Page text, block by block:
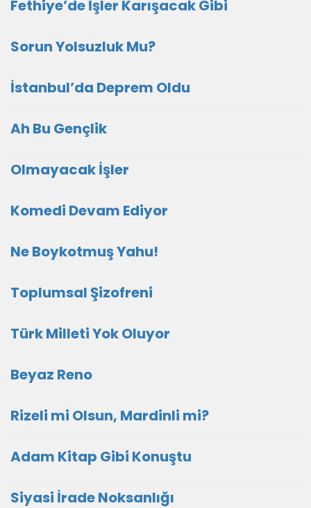
Fethiye’de İşler Karışacak Gibi
Sorun Yolsuzluk Mu?
İstanbul’da Deprem Oldu
Ah Bu Gençlik
Olmayacak İşler
Komedi Devam Ediyor
Ne Boykotmuş Yahu!
Toplumsal Şizofreni
Türk Milleti Yok Oluyor
Beyaz Reno
Rizeli mi Olsun, Mardinli mi?
Adam Kitap Gibi Konuştu
Siyasi İrade Noksanlığı